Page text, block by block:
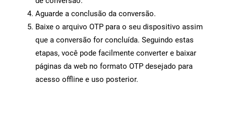
Aguarde a conclusão da conversão.
Baixe o arquivo OTP para o seu dispositivo assim
que a conversão for concluída. Seguindo estas
etapas, você pode facilmente converter e baixar
páginas da web no formato OTP desejado para
acesso offline e uso posterior.